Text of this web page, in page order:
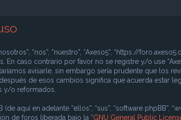
“nos”, “nuestro”, “Axeso5”, “https://
En caso contrario por favor no se registre y/o use
avisarle, sin embargo sería prudente que los
de esos cambios significa que acuerda estar
y/o reformados.
aquí en adelante “ellos”, “sus”, “software phpBB”,
de foros liberada bajo la “GNU General Public